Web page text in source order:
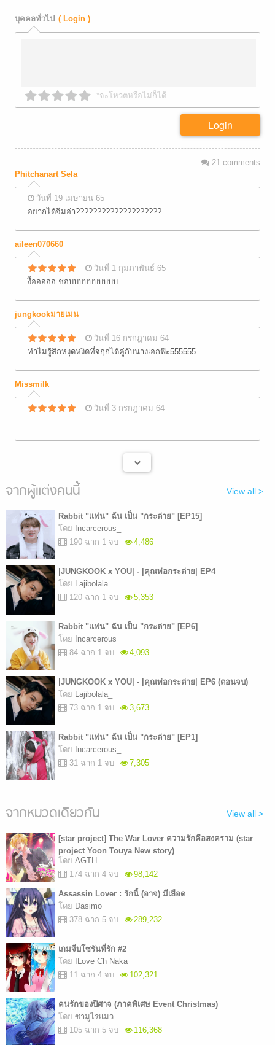
บุคคลทั่วไป ( Login )
*จะโหวตหรือไม่ก็ได้
Login
21comments
Phitchanart Sela
วันที่ 19 เมษายน 65
อยากได้จีมอ่า????????????????????
aileen070660
วันที่ 1 กุมภาพันธ์ 65
งื้อออออ ชอบบบบบบบบบบ
jungkookมายเมน
วันที่ 16 กรกฎาคม 64
ทำไมรู้สึกหงุดหงิดที่จกุกได้คู่กับนางเอกฟ๊ะ555555
Missmilk
วันที่ 3 กรกฎาคม 64
จากผู้แต่งคนนี้ View all >
Rabbit "เเฟน" ฉัน เป็น "กระต่าย" [EP15]
โดย
Incarcerous_
190 ฉาก 1 จบ
4,486
|JUNGKOOK x YOU| - |คุณพ่อกระต่าย| EP4
โดย
Lajibolala_
120 ฉาก 1 จบ
5,353
Rabbit "เเฟน" ฉัน เป็น "กระต่าย" [EP6]
โดย
Incarcerous_
84 ฉาก 1 จบ
4,093
|JUNGKOOK x YOU| - |คุณพ่อกระต่าย| EP6 (ตอนจบ)
โดย
Lajibolala_
73 ฉาก 1 จบ
3,673
Rabbit "เเฟน" ฉัน เป็น "กระต่าย" [EP1]
โดย
Incarcerous_
31 ฉาก 1 จบ
7,305
จากหมวดเดียวกัน View all >
[star project] The War Lover ความรักคือสงคราม (star
project Yoon Touya New story)
โดย AGTH
174 ฉาก 4 จบ
98,142
Assassin Lover : รักนี้ (อาจ) มีเลือด
โดย Dasimo
378 ฉาก 5 จบ
289,232
เกมจีบโซรันที่รัก #2
โดย
ILove Ch Naka
11 ฉาก 4 จบ
102,321
คนรักของปีศาจ (ภาคพิเศษ Event Christmas)
โดย ซามูไรแมว
105 ฉาก 5 จบ
116,368